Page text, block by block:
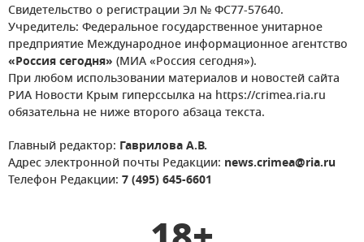
Свидетельство о регистрации Эл № ФС77-57640.
Учредитель: Федеральное государственное унитарное
предприятие Международное информационное агентство
«Россия сегодня» (МИА «Россия сегодня»).
При любом использовании материалов и новостей сайта
РИА Новости Крым гиперссылка на https://crimea.ria.ru
обязательна не ниже второго абзаца текста.
Главный редактор: Гаврилова А.В.
Адрес электронной почты Редакции: news.crimea@ria.ru
Телефон Редакции: 7 (495) 645-6601